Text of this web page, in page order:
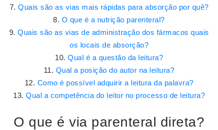
Quais são as vias mais rápidas para absorção por quê?
O que é a nutrição parenteral?
Quais são as vias de administração dos fármacos quais
os locais de absorção?
Qual é a questão da leitura?
Qual a posição do autor na leitura?
Como é possível adquirir a leitura da palavra?
Qual a competência do leitor no processo de leitura?
O que é via parenteral direta?